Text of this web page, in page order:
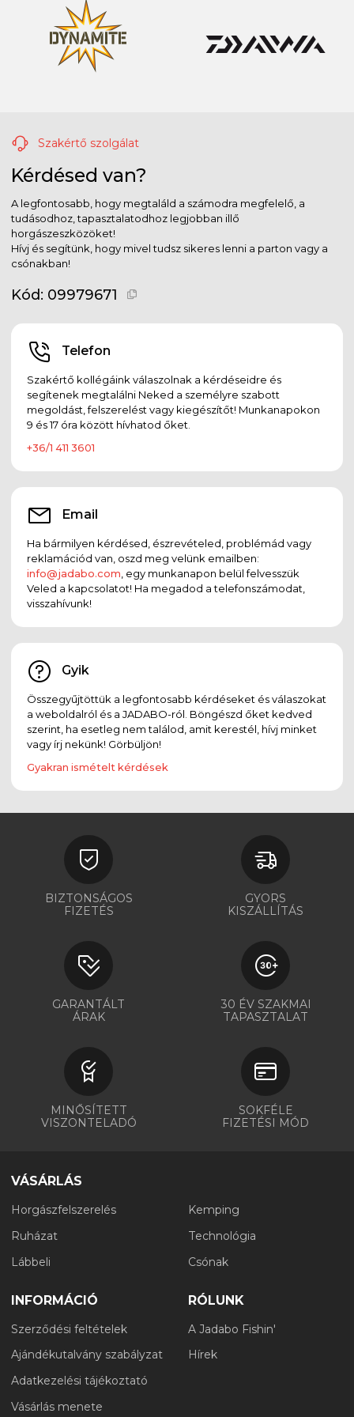
Szakértő szolgálat
Kérdésed van?
A legfontosabb, hogy megtaláld a számodra megfelelő, a
tudásodhoz, tapasztalatodhoz legjobban illő
horgászeszközöket!
Hívj és segítünk, hogy mivel tudsz sikeres lenni a parton vagy a
csónakban!
Kód: 09979671
Telefon
Szakértő kollégáink válaszolnak a kérdéseidre és
segítenek megtalálni Neked a személyre szabott
megoldást, felszerelést vagy kiegészítőt! Munkanapokon
9 és 17 óra között hívhatod őket.
+36/1 411 3601
Email
Ha bármilyen kérdésed, észrevételed, problémád vagy
reklamációd van, oszd meg velünk emailben:
info@jadabo.com , egy munkanapon belül felvesszük
Veled a kapcsolatot! Ha megadod a telefonszámodat,
visszahívunk!
Gyik
Összegyűjtöttük a legfontosabb kérdéseket és válaszokat
a weboldalról és a JADABO-ról. Böngészd őket kedved
szerint, ha esetleg nem találod, amit kerestél, hívj minket
vagy írj nekünk! Görbüljön!
Gyakran ismételt kérdések
BIZTONSÁGOS
FIZETÉS
GYORS
KISZÁLLÍTÁS
GARANTÁLT
ÁRAK
30 ÉV SZAKMAI
TAPASZTALAT
MINŐSÍTETT
VISZONTELADÓ
SOKFÉLE
FIZETÉSI MÓD
VÁSÁRLÁS
Horgászfelszerelés
Ruházat
Lábbeli
Kemping
Technológia
Csónak
INFORMÁCIÓ
Szerződési feltételek
Ajándékutalvány szabályzat
Adatkezelési tájékoztató
Vásárlás menete
RÓLUNK
A Jadabo Fishin'
Hírek